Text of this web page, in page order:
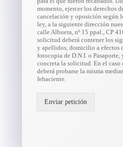
momento, ejercer los derechos
cancelación y oposición según
ley, a la siguiente dirección
calle Albuera, nº 15 ppal., CP
solicitud deberá contener los
y apellidos, domicilio a efectos
fotocopia de D.N.I. o Pasaporte,
concreta la solicitud. En el caso
deberá probarse la misma
fehaciente.
Enviar petición